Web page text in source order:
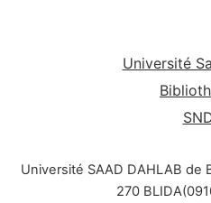
Université
Université SAAD DAHLAB de
270